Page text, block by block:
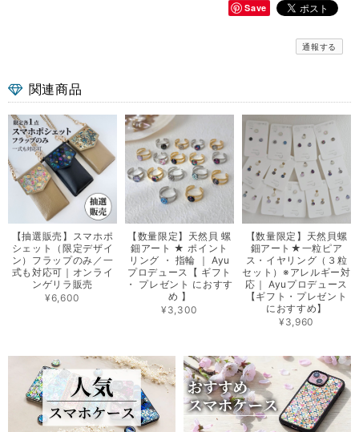
Save
通報する
関連商品
【抽選販売】スマホポ
シェット（限定デザイ
ン）フラップのみ／一
式も対応可｜オンライ
ンゲリラ販売
¥6,600
【数量限定】天然貝 螺
鈿アート ★ ポイント
リング ・ 指輪 ｜ Ayu
プロデュース【 ギフト
・ プレゼント におすす
め 】
¥3,300
【数量限定】天然貝螺
鈿アート★一粒ピア
ス・イヤリング（３粒
セット）※アレルギー対
応｜ Ayuプロデュース
【ギフト・プレゼント
におすすめ】
¥3,960